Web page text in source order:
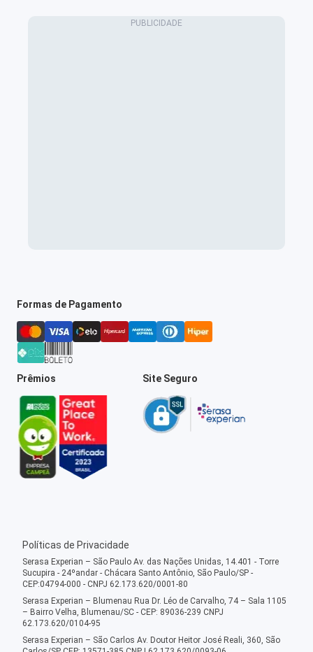
Formas de Pagamento
Prêmios Site Seguro
Políticas de Privacidade
Serasa Experian – São Paulo Av. das Nações Unidas, 14.401 - Torre
Sucupira - 24ºandar - Chácara Santo Antônio, São Paulo/SP -
CEP:04794-000 - CNPJ 62.173.620/0001-80
Serasa Experian – Blumenau Rua Dr. Léo de Carvalho, 74 – Sala 1105
– Bairro Velha, Blumenau/SC - CEP: 89036-239 CNPJ
62.173.620/0104-95
Serasa Experian – São Carlos Av. Doutor Heitor José Reali, 360, São